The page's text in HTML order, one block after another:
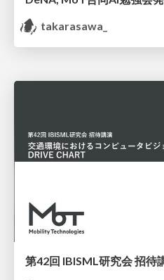
takarasawa_
第42回 IBISML研究会 招待